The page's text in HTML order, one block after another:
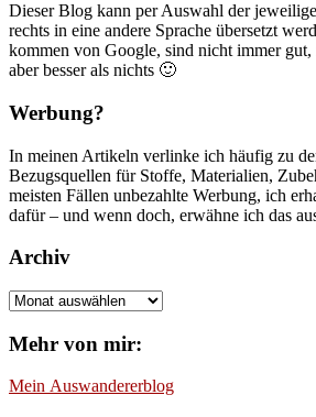
Dieser Blog kann per Auswahl der
rechts in eine andere Sprache übersetzt
kommen von Google, sind nicht immer
aber besser als nichts 🙂
Werbung?
In meinen Artikeln verlinke ich häufig zu
Bezugsquellen für Stoffe, Materialien,
meisten Fällen unbezahlte Werbung, ich
dafür – und wenn doch, erwähne ich das
Archiv
Archiv
Mehr von mir:
Mein Auswandererblog